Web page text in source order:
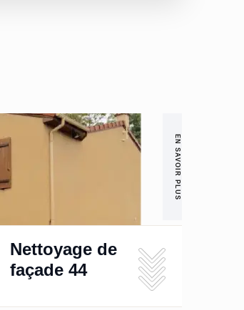
EN SAVOIR PLUS
Nettoyage de
façade 44